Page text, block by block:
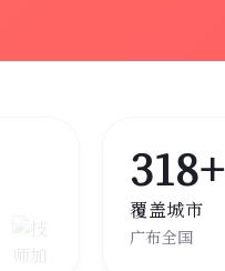
318+
覆盖城市
广布全国